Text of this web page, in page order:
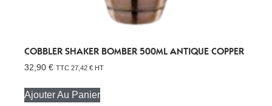
COBBLER SHAKER BOMBER 500ML ANTIQUE COPPER
32,90 € TTC 27,42 € HT
Ajouter Au Panier